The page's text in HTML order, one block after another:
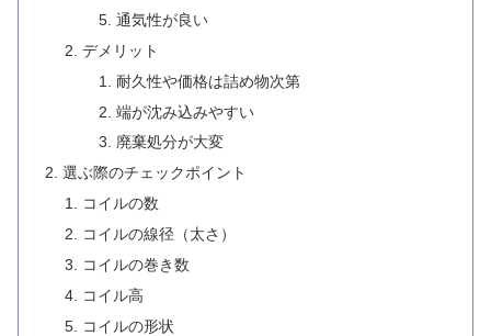
通気性が良い
デメリット
耐久性や価格は詰め物次第
端が沈み込みやすい
廃棄処分が大変
選ぶ際のチェックポイント
コイルの数
コイルの線径（太さ）
コイルの巻き数
コイル高
コイルの形状